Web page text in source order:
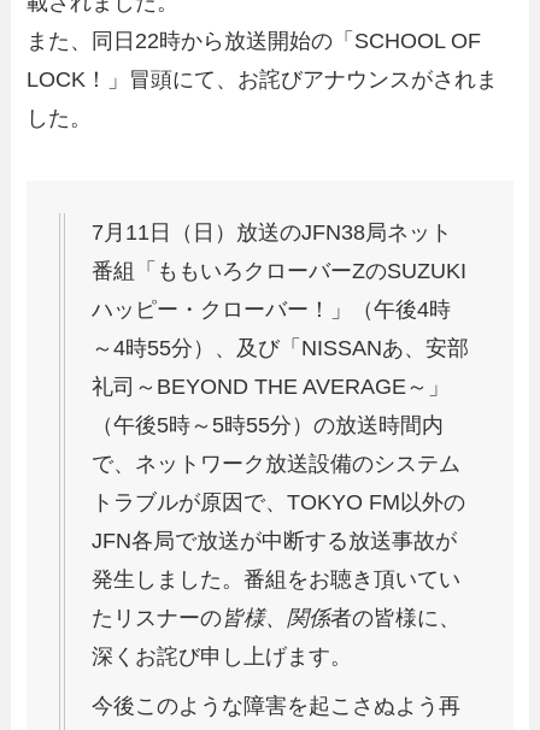
また、同日22時から放送開始の「SCHOOL OF
LOCK！」冒頭にて、お詫びアナウンスがされま
した。
7月11日（日）放送のJFN38局ネット
番組「ももいろクローバーZのSUZUKI
ハッピー・クローバー！」（午後4時
～4時55分）、及び「NISSANあ、安部
礼司～BEYOND THE AVERAGE～」
（午後5時～5時55分）の放送時間内
で、ネットワーク放送設備のシステム
トラブルが原因で、TOKYO FM以外の
JFN各局で放送が中断する放送事故が
発生しました。番組をお聴き頂いてい
たリスナーの皆様、関係者の皆様に、
深くお詫び申し上げます。
今後このような障害を起こさぬよう再